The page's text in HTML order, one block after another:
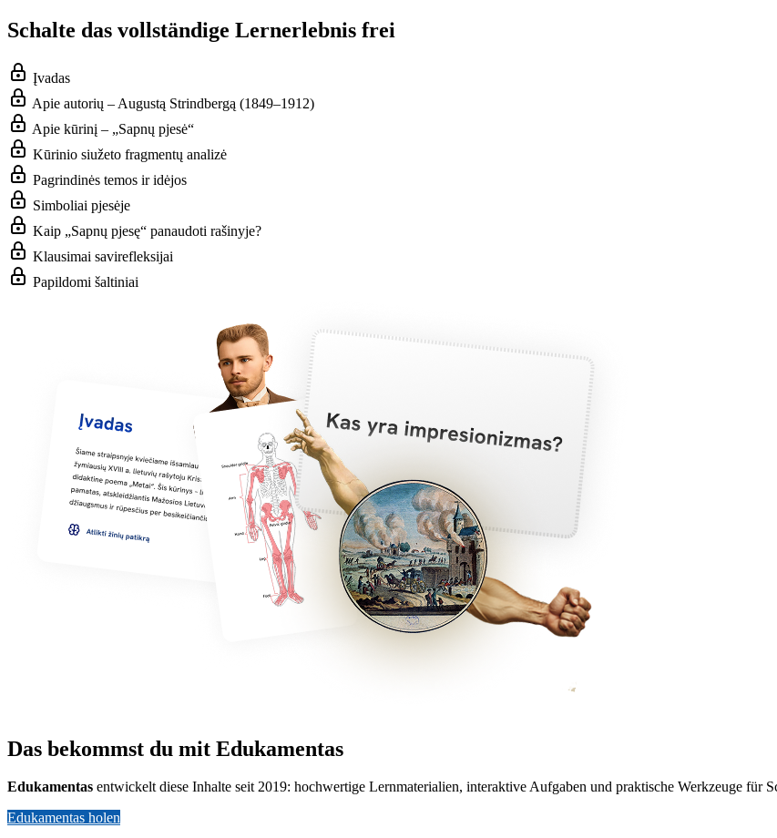
Schalte das vollständige Lernerlebnis frei
Įvadas
Apie autorių – Augustą Strindbergą (1849–1912)
Apie kūrinį – „Sapnų pjesė“
Kūrinio siužeto fragmentų analizė
Pagrindinės temos ir idėjos
Simboliai pjesėje
Kaip „Sapnų pjesę“ panaudoti rašinyje?
Klausimai savirefleksijai
Papildomi šaltiniai
Das bekommst du mit Edukamentas
Edukamentas entwickelt diese Inhalte seit 2019: hochwertige Lernmaterialien, interaktive Aufgaben und praktische Werkzeuge für
Edukamentas holen